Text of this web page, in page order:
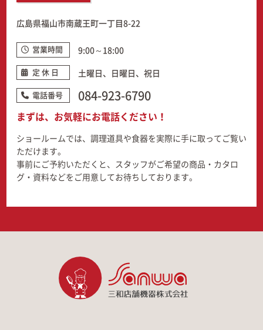
広島県福山市南蔵王町一丁目8-22
営業時間 9:00～18:00
定 休 日 土曜日、日曜日、祝日
電話番号 084-923-6790
まずは、お気軽にお電話ください！
ショールームでは、調理道具や食器を実際に手に取ってご覧い
ただけます。
事前にご予約いただくと、スタッフがご希望の商品・カタロ
グ・資料などをご用意してお待ちしております。